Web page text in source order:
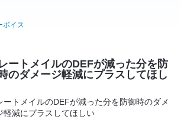
ボイス
ートメイルのDEFが減った分を防
のダメージ軽減にプラスしてほし
ートメイルのDEFが減った分を防御時のダメ
軽減にプラスしてほしい